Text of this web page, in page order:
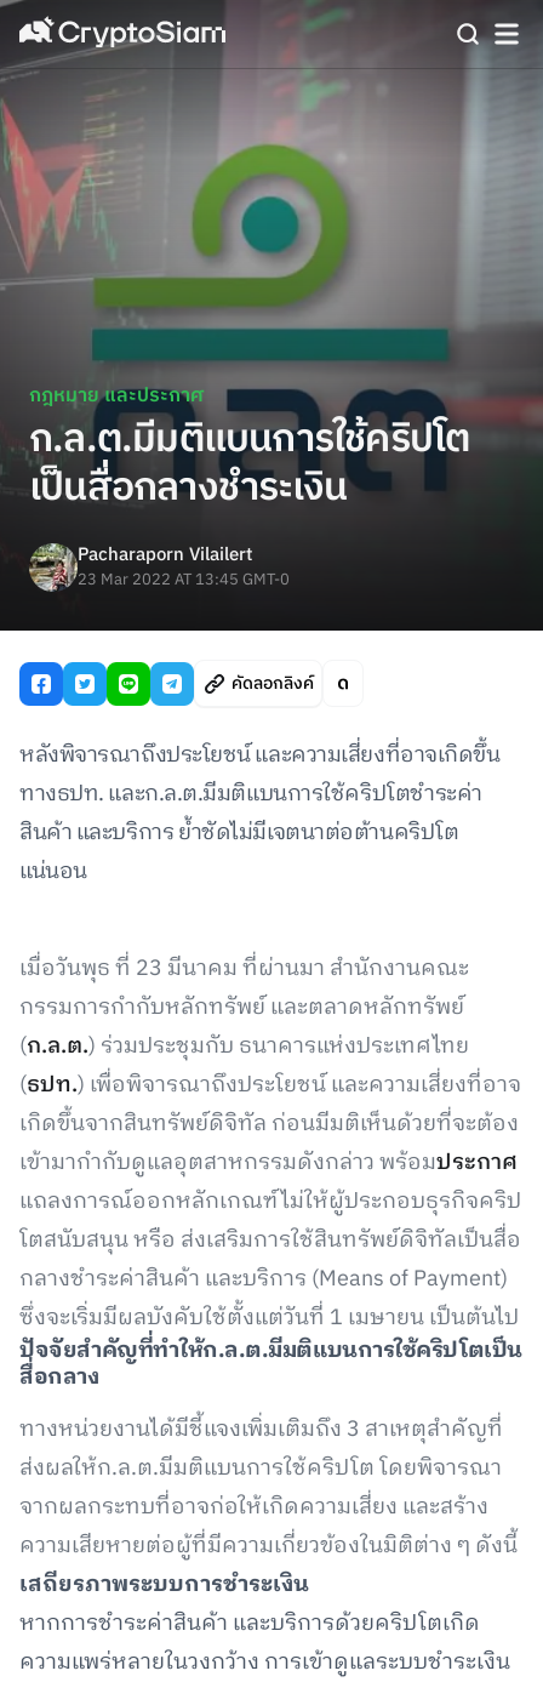
กฎหมาย และประกาศ
ก.ล.ต.มีมติแบนการใช้คริปโต
เป็นสื่อกลางชำระเงิน
Pacharaporn Vilailert
23 Mar 2022 AT 13:45 GMT-0
คัดลอกลิงค์
หลังพิจารณาถึงประโยชน์ และความเสี่ยงที่อาจเกิดขึ้น
ทางธปท. และก.ล.ต.มีมติแบนการใช้คริปโตชำระค่า
สินค้า และบริการ ย้ำชัดไม่มีเจตนาต่อต้านคริปโต
แน่นอน
เมื่อวันพุธ ที่ 23 มีนาคม ที่ผ่านมา สำนักงานคณะ
กรรมการกำกับหลักทรัพย์ และตลาดหลักทรัพย์
(ก.ล.ต.) ร่วมประชุมกับ ธนาคารแห่งประเทศไทย
(ธปท.) เพื่อพิจารณาถึงประโยชน์ และความเสี่ยงที่อาจ
เกิดขึ้นจากสินทรัพย์ดิจิทัล ก่อนมีมติเห็นด้วยที่จะต้อง
เข้ามากำกับดูแลอุตสาหกรรมดังกล่าว พร้อมประกาศ
แถลงการณ์ออกหลักเกณฑ์ไม่ให้ผู้ประกอบธุรกิจคริป
โตสนับสนุน หรือ ส่งเสริมการใช้สินทรัพย์ดิจิทัลเป็นสื่อ
กลางชำระค่าสินค้า และบริการ (Means of Payment)
ซึ่งจะเริ่มมีผลบังคับใช้ตั้งแต่วันที่ 1 เมษายน เป็นต้นไป
ปัจจัยสำคัญที่ทำให้ก.ล.ต.มีมติแบนการใช้คริปโตเป็น
สื่อกลาง
ทางหน่วยงานได้มีชี้แจงเพิ่มเติมถึง 3 สาเหตุสำคัญที่
ส่งผลให้ก.ล.ต.มีมติแบนการใช้คริปโต โดยพิจารณา
จากผลกระทบที่อาจก่อให้เกิดความเสี่ยง และสร้าง
ความเสียหายต่อผู้ที่มีความเกี่ยวข้องในมิติต่าง ๆ ดังนี้
เสถียรภาพระบบการชำระเงิน
หากการชำระค่าสินค้า และบริการด้วยคริปโตเกิด
ความแพร่หลายในวงกว้าง การเข้าดูแลระบบชำระเงิน